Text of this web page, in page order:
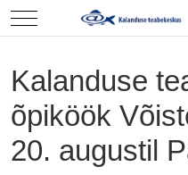
Mobile Menu Toggle
Kalanduse
õpiköök
20. augustil